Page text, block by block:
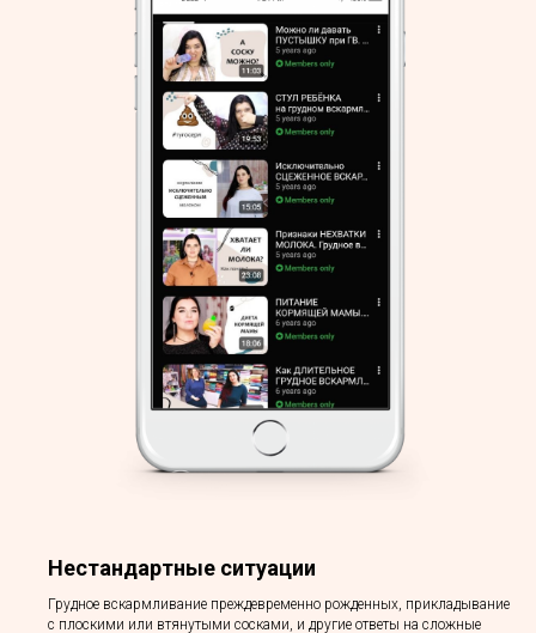
Нестандартные ситуации
Грудное вскармливание преждевременно рожденных, прикладывание
с плоскими или втянутыми сосками, и другие ответы на сложные